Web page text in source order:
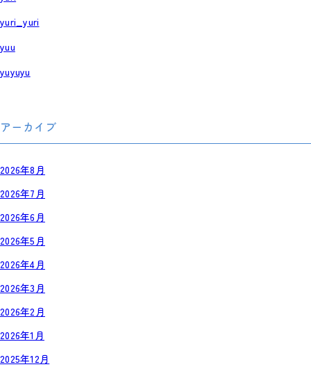
yuri_yuri
yuu
yuyuyu
アーカイブ
2026年8月
2026年7月
2026年6月
2026年5月
2026年4月
2026年3月
2026年2月
2026年1月
2025年12月